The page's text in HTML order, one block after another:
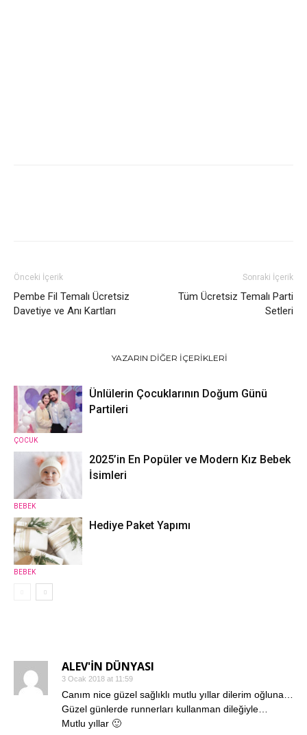
Önceki İçerik
Pembe Fil Temalı Ücretsiz
Davetiye ve Anı Kartları
Sonraki İçerik
Tüm Ücretsiz Temalı Parti
Setleri
YAZARIN DIĞER İÇERIKLERI
ÇOCUK
Ünlülerin Çocuklarının Doğum Günü
Partileri
BEBEK
2025’in En Popüler ve Modern Kız Bebek
İsimleri
BEBEK
Hediye Paket Yapımı
ALEV'İN DÜNYASI
3 Ocak 2018 at 11:59
Canım nice güzel sağlıklı mutlu yıllar dilerim oğluna…
Güzel günlerde runnerları kullanman dileğiyle…
Mutlu yıllar 🙂